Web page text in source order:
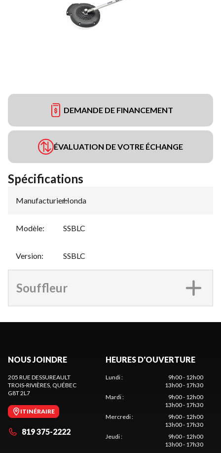
DEMANDE DE FINANCEMENT
ÉVALUATION DE VOTRE ÉCHANGE
Spécifications
Manufacturier:
Honda
Modèle: SSBLC
Version: SSBLC
Souffleur
NOUS JOINDRE
205 RUE DESSUREAULT
TROIS-RIVIÈRES , QUÉBEC
G8T 2L7
ITINÉRAIRE
819 375-2222
HEURES D'OUVERTURE
Lundi:
9h00 - 12h00
13h00 - 17h30
Mardi:
9h00 - 12h00
13h00 - 17h30
Mercredi:
9h00 - 12h00
13h00 - 17h30
Jeudi:
9h00 - 12h00
13h00 - 17h30